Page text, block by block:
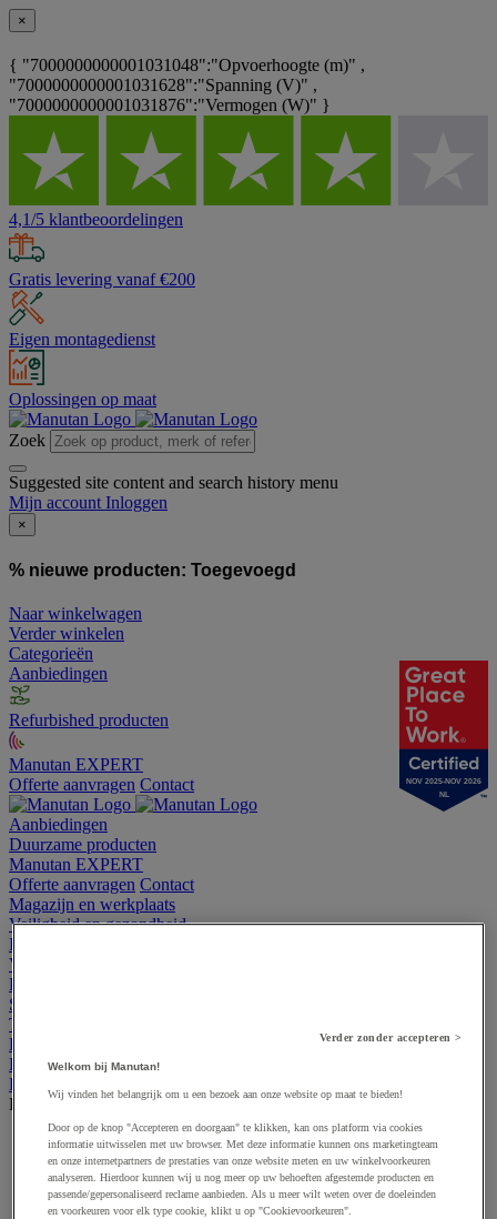
×
{ "7000000000001031048":"Opvoerhoogte (m)" ,
"7000000000001031628":"Spanning (V)" ,
"7000000000001031876":"Vermogen (W)" }
4,1/5 klantbeoordelingen
Gratis levering vanaf €200
Eigen montagedienst
Oplossingen op maat
Zoek
Suggested site content and search history menu
Mijn account Inloggen
×
% nieuwe producten: Toegevoegd
Naar winkelwagen
Verder winkelen
Categorieën
Aanbiedingen
Refurbished producten
Manutan EXPERT
Offerte aanvragen Contact
Aanbiedingen
Duurzame producten
Manutan EXPERT
Offerte aanvragen Contact
Magazijn en werkplaats
Veiligheid en gezondheid
Industriële benodigdheden en gereedschap
Verpakking en opslag
Hygiëne
Sport en vrije tijd
Terrein
Kantoor
Horeca
Buitenmeubilair
Bekijk de hele productgroep
Parasol en pergola
Stedelijk meubilair
Tent en podium
Tuin- en terrasmeubilair
NOV 2025-NOV 2026
NL
Verder zonder accepteren >
Welkom bij Manutan!
Wij vinden het belangrijk om u een bezoek aan onze website op maat te bieden!
Door op de knop "Accepteren en doorgaan" te klikken, kan ons platform via cookies
informatie uitwisselen met uw browser. Met deze informatie kunnen ons marketingteam
en onze internetpartners de prestaties van onze website meten en uw winkelvoorkeuren
analyseren. Hierdoor kunnen wij u nog meer op uw behoeften afgestemde producten en
passende/gepersonaliseerd reclame aanbieden. Als u meer wilt weten over de doeleinden
en voorkeuren voor elk type cookie, klikt u op "Cookievoorkeuren".